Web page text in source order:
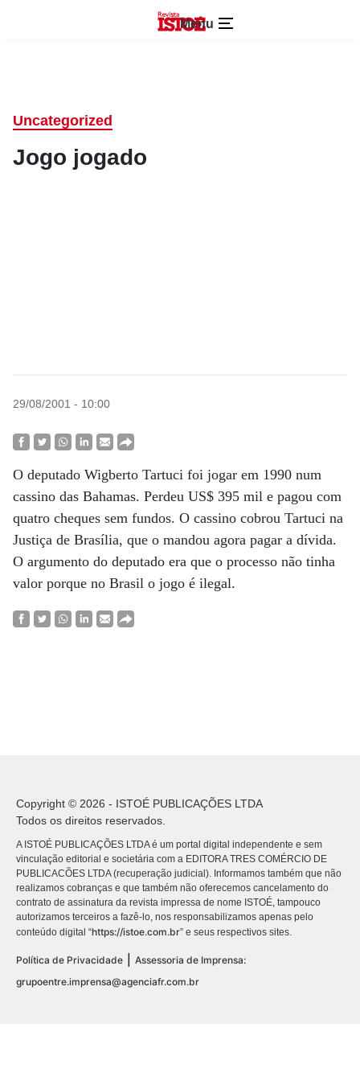
Menu
Uncategorized
Jogo jogado
29/08/2001 - 10:00
O deputado Wigberto Tartuci foi jogar em 1990 num
cassino das Bahamas. Perdeu US$ 395 mil e pagou com
quatro cheques sem fundos. O cassino cobrou Tartuci na
Justiça de Brasília, que o mandou agora pagar a dívida.
O argumento do deputado era que o processo não tinha
valor porque no Brasil o jogo é ilegal.
Copyright © 2026 - ISTOÉ PUBLICAÇÕES LTDA
Todos os direitos reservados.
A ISTOÉ PUBLICAÇÕES LTDA é um portal digital independente e sem
vinculação editorial e societária com a EDITORA TRES COMÉRCIO DE
PUBLICACÕES LTDA (recuperação judicial). Informamos também que não
realizamos cobranças e que também não oferecemos cancelamento do
contrato de assinatura da revista impressa de nome ISTOÉ, tampouco
autorizamos terceiros a fazê-lo, nos responsabilizamos apenas pelo
conteúdo digital “https://istoe.com.br” e seus respectivos sites.
Política de Privacidade
Assessoria de Imprensa:
grupoentre.imprensa@agenciafr.com.br